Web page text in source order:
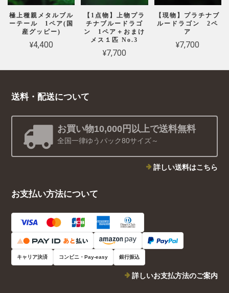
極上種親メタルブル
ーテール 1ペア(国
産グッピー)
¥4,400
【1点物】上物プラ
チナブルードラゴ
ン 1ペア＋おまけ
メス１匹 No.3
¥7,700
【現物】プラチナブ
ルードラゴン 2ペ
ア
¥7,700
送料・配送について
お買い物10,000円以上で送料無料
全国一律ゆうパック80サイズ～
詳しい送料はこちら
お支払い方法について
キャリア決済 コンビニ・Pay-easy 銀行振込
詳しいお支払方法のご案内